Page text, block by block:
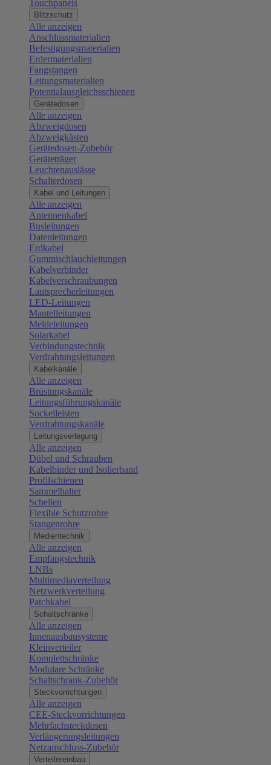
Touchpanels
Blitzschutz
Alle anzeigen
Anschlussmaterialien
Befestigungsmaterialien
Erdermaterialien
Fangstangen
Leitungsmaterialien
Potentialausgleichsschienen
Gerätedosen
Alle anzeigen
Abzweigdosen
Abzweigkästen
Gerätedosen-Zubehör
Geräteträger
Leuchtenauslässe
Schalterdosen
Kabel und Leitungen
Alle anzeigen
Antennenkabel
Busleitungen
Datenleitungen
Erdkabel
Gummischlauchleitungen
Kabelverbinder
Kabelverschraubungen
Lautsprecherleitungen
LED-Leitungen
Mantelleitungen
Meldeleitungen
Solarkabel
Verbindungstechnik
Verdrahtungsleitungen
Kabelkanäle
Alle anzeigen
Brüstungskanäle
Leitungsführungskanäle
Sockelleisten
Verdrahtungskanäle
Leitungsverlegung
Alle anzeigen
Dübel und Schrauben
Kabelbinder und Isolierband
Profilschienen
Sammelhalter
Schellen
Flexible Schutzrohre
Stangenrohre
Medientechnik
Alle anzeigen
Empfangstechnik
LNBs
Multimediaverteilung
Netzwerkverteilung
Patchkabel
Schaltschränke
Alle anzeigen
Innenausbausysteme
Kleinverteiler
Komplettschränke
Modulare Schränke
Schaltschrank-Zubehör
Steckvorrichtungen
Alle anzeigen
CEE-Steckvorrichtungen
Mehrfachsteckdosen
Verlängerungsleitungen
Netzanschluss-Zubehör
Verteilereinbau